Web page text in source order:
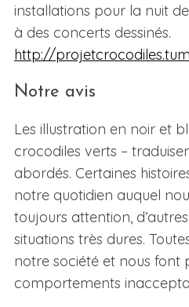
installations pour la nuit
à des concerts dessinés.
http://
Notre avis
Les illustration en noir et
crocodiles verts –
abordés. Certaines
notre quotidien auquel
toujours attention,
situations très dures.
notre société et nous font
comportements